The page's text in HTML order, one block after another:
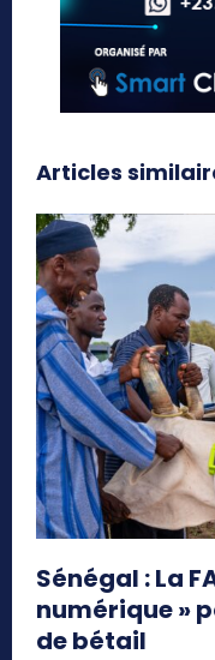
Articles
Sénégal : La
numérique »
de bétail